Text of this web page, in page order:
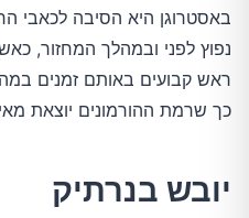
באסטרוגן היא הסיבה לכאבי
נפוץ לפני ובמהלך המחזור,
ראש קבועים באותם זמנים
כך שרמת ההורמונים יוצאת
יובש בנרתיק